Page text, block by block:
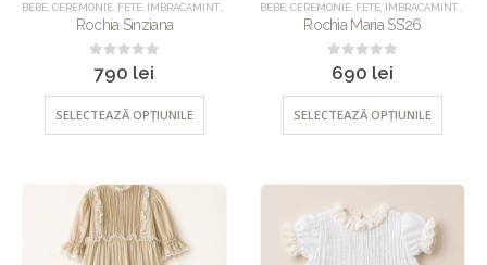
BEBE CEREMONIE FETE IMBRACAMINTE ROCHII,UNCATEGORIZED
Rochia Sinziana
out of 5
790 lei
SELECTEAZĂ OPȚIUNILE
BEBE CEREMONIE FETE IMBRACAMINTE
Rochia Maria SS’26
0out of 5
690 lei
SELECTEAZĂ OPȚIUNILE